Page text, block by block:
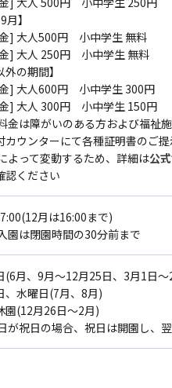
月】
] 大人500円 小中学生 無料
] 大人 250円 小中学生 無料
外の期間】
] 大人600円 小中学生 300円
] 大人 300円 小中学生 150円
金は障がいのある⽅および福祉
カウンターにて各種証明書のご
よって変動するため、詳細は公
認ください
月は16:00まで)
園は閉園時間の30分前まで
月、9月～12月25日、3月1日～
水曜日(7月、8月)
(12月26日～2月)
が祝⽇の場合、祝⽇は開園し、